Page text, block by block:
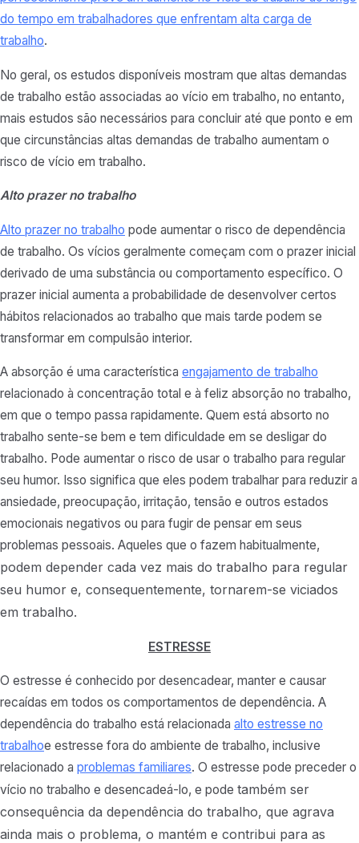
do tempo em trabalhadores que enfrentam alta carga de
trabalho.
No geral, os estudos disponíveis mostram que altas demandas
de trabalho estão associadas ao vício em trabalho, no entanto,
mais estudos são necessários para concluir até que ponto e em
que circunstâncias altas demandas de trabalho aumentam o
risco de vício em trabalho.
Alto prazer no trabalho
Alto prazer no trabalho pode aumentar o risco de dependência
de trabalho. Os vícios geralmente começam com o prazer inicial
derivado de uma substância ou comportamento específico. O
prazer inicial aumenta a probabilidade de desenvolver certos
hábitos relacionados ao trabalho que mais tarde podem se
transformar em compulsão interior.
A absorção é uma característica engajamento de trabalho
relacionado à concentração total e à feliz absorção no trabalho,
em que o tempo passa rapidamente. Quem está absorto no
trabalho sente-se bem e tem dificuldade em se desligar do
trabalho. Pode aumentar o risco de usar o trabalho para regular
seu humor. Isso significa que eles podem trabalhar para reduzir a
ansiedade, preocupação, irritação, tensão e outros estados
emocionais negativos ou para fugir de pensar em seus
problemas pessoais. Aqueles que o fazem habitualmente,
podem depender cada vez mais do trabalho para regular
seu humor e, consequentemente, tornarem-se viciados
em trabalho.
ESTRESSE
O estresse é conhecido por desencadear, manter e causar
recaídas em todos os comportamentos de dependência. A
dependência do trabalho está relacionada alto estresse no
trabalhoe estresse fora do ambiente de trabalho, inclusive
relacionado a problemas familiares. O estresse pode preceder o
vício no trabalho e desencadeá-lo, e pode também ser
consequência da dependência do trabalho, que agrava
ainda mais o problema, o mantém e contribui para as